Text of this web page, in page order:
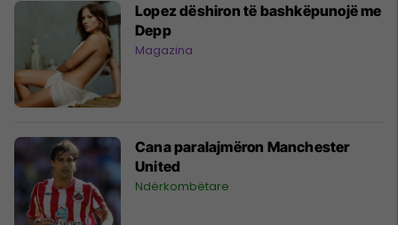
Lopez dëshiron të bashkëpunojë me
Depp
Magazina
Cana paralajmëron Manchester
United
Ndërkombëtare